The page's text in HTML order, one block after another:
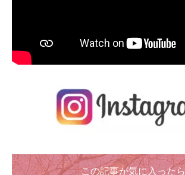
この記事が気に入ったら